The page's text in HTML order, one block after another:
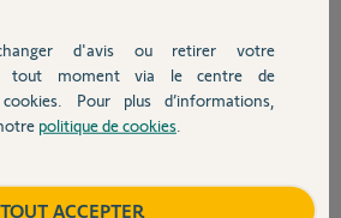
au fil de discussion
d'avis ou retirer votre
tout moment via le centre de
Pour plus d’informations,
politique de cookies
TOUT ACCEPTER